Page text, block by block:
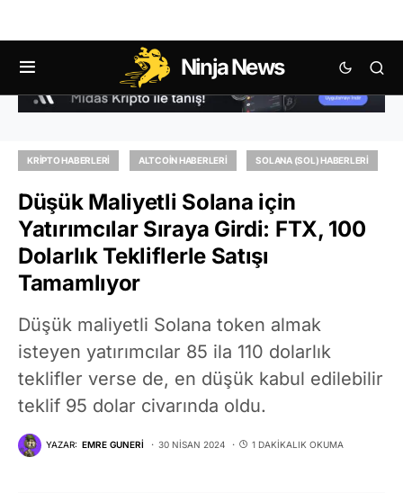
Ninja News
KRIPTO HABERLERI ALTCOIN HABERLERI SOLANA (SOL) HABERLERI
Düşük Maliyetli Solana için
Yatırımcılar Sıraya Girdi: FTX, 100
Dolarlık Tekliflerle Satışı
Tamamlıyor
Düşük maliyetli Solana token almak
isteyen yatırımcılar 85 ila 110 dolarlık
teklifler verse de, en düşük kabul edilebilir
teklif 95 dolar civarında oldu.
YAZAR: EMRE GUNERI 30 NISAN 2024 1 DAKIKALIK OKUMA